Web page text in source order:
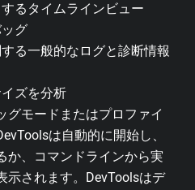
るタイムラインビュー
グ
る一般的なログと診断情報
ズを分析
グモードまたはプロファイ
は自動的に開始し、
か、コマンドラインから実
示されます。DevToolsはデ